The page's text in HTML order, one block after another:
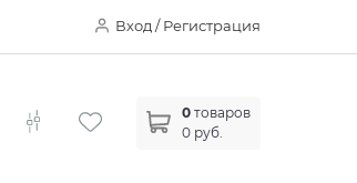
Вход / Регистрация
0 товаров
0 руб.